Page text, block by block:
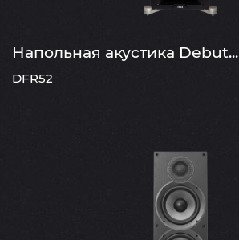
Напольная акустика Debut...
DFR52